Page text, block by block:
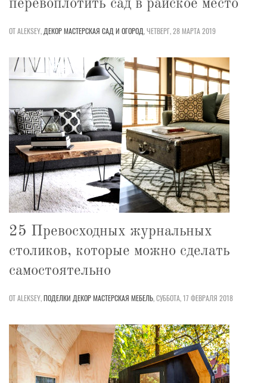
перевоплотить сад в райское место
ОТ ALEKSEY, ДЕКОРМАСТЕРСКАЯ САД И ОГОРОД,ЧЕТВЕРГ, 28 МАРТА 2019
25 Превосходных журнальных
столиков, которые можно сделать
самостоятельно
ОТ ALEKSEY,ПОДЕЛКИ ДЕКОРМАСТЕРСКАЯ МЕБЕЛЬ,СУББОТА, 17 ФЕВРАЛЯ 2018